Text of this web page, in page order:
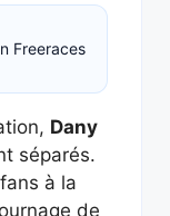
Freeraces
Dany
séparés.
à la
de